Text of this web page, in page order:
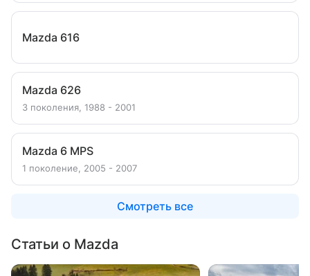
Mazda 616
Mazda 626
3 поколения, 1988 - 2001
Mazda 6 MPS
1 поколение, 2005 - 2007
Смотреть все
Статьи о Mazda